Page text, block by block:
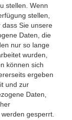
stellen. Wenn
stellen,
Sie unsere
Daten, die
nur so lange
wurden,
können sich
ergeben
und zur
Daten,
gesperrt.